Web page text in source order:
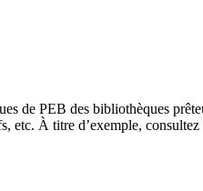
de PEB des bibliothèques
etc. À titre d’exemple, consultez